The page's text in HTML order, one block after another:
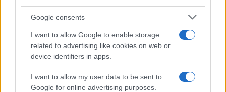
Google consents
I want to allow Google to enable storage
related to advertising like cookies on web or
device identifiers in apps.
I want to allow my user data to be sent to
Google for online advertising purposes.